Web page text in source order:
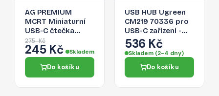
AG PREMIUM
MCRT Miniaturní
USB-C čtečka
Micro SD karet,
zlatá
275 Kč
245 Kč Skladem
Do košíku
USB HUB Ugreen
CM219 70336 pro
USB-C zařízení -
šedá
536 Kč
Skladem (2-4 dny)
Do košíku